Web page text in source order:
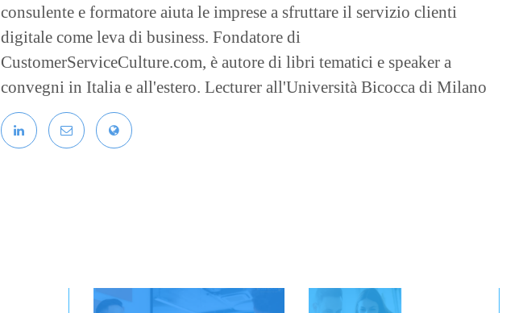
consulente e formatore aiuta le imprese a sfruttare il servizio clienti
digitale come leva di business. Fondatore di
CustomerServiceCulture.com, è autore di libri tematici e speaker a
convegni in Italia e all'estero. Lecturer all'Università Bicocca di Milano